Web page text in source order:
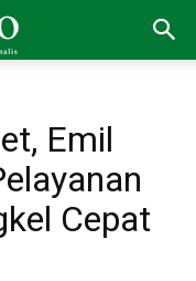
Emil
Cepat